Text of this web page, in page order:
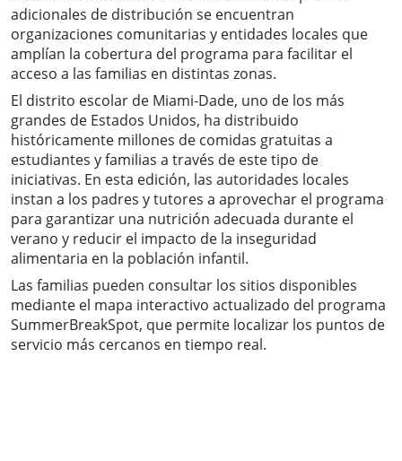
adicionales de distribución se encuentran
organizaciones comunitarias y entidades locales que
amplían la cobertura del programa para facilitar el
acceso a las familias en distintas zonas.
El distrito escolar de Miami-Dade, uno de los más
grandes de Estados Unidos, ha distribuido
históricamente millones de comidas gratuitas a
estudiantes y familias a través de este tipo de
iniciativas. En esta edición, las autoridades locales
instan a los padres y tutores a aprovechar el programa
para garantizar una nutrición adecuada durante el
verano y reducir el impacto de la inseguridad
alimentaria en la población infantil.
Las familias pueden consultar los sitios disponibles
mediante el mapa interactivo actualizado del programa
SummerBreakSpot, que permite localizar los puntos de
servicio más cercanos en tiempo real.